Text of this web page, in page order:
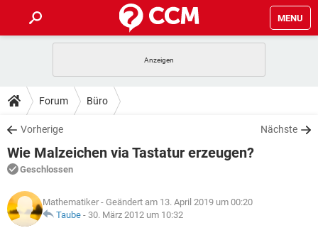
MENU
ANDROID
WINDOWS 10
WHATSAPP TIKTOK
FACEBOOK
TIPPS & TRICKS
SPIELE
WINDOWS 10
WHATSAPP
FACEBOOK HARDWARE
DOWNLOADS
SPIELE STREAMING
ANDROID
WINDOWS 10 INSTAGRAM
WHATSAPP
FORUM
SPIELE
ANDROID IOS
LEXIKON
SPIELE
Forum Büro
Vorherige Nächste
Wie Malzeichen via Tastatur erzeugen?
Geschlossen
Mathematiker - Geändert am 13. April 2019 um 00:20
Taube - 30. März 2012 um 10:32